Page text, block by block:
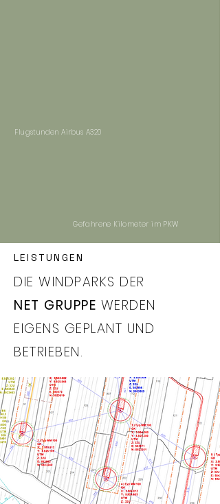
Flugstunden Airbus A320
Gefahrene Kilometer im PKW
LEISTUNGEN
DIE WINDPARKS DER
NET GRUPPE WERDEN
EIGENS GEPLANT UND
BETRIEBEN.